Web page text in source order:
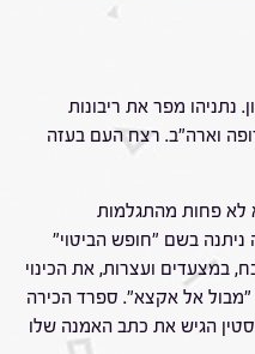
מפר את ריבונות
וארה"ב. רצח העם בעזה
לא פחות מהתגלמות
בשם "חופש הביטוי"
במצעדים ועצרות, את הכינוי
אל אקצא". ספרד הכירה
הגיש את כתב האמנה שלו